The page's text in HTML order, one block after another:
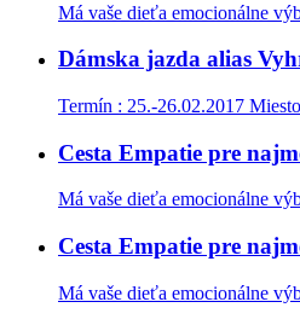
Má vaše dieťa emocionálne
Dámska jazda alias
Termín : 25.-26.02.2017
Cesta Empatie pre
Má vaše dieťa emocionálne
Cesta Empatie pre
Má vaše dieťa emocionálne